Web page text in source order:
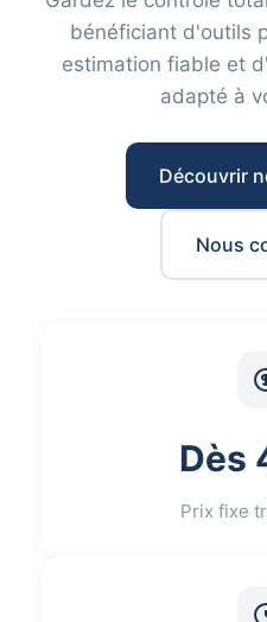
bénéficiant d'outils
estimation fiable et
adapté à
Découvrir
Nous
Dès
Prix fixe